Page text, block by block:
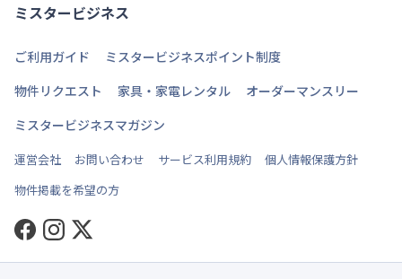
ミスタービジネス
ご利用ガイド
ミスタービジネスポイント制度
物件リクエスト
家具・家電レンタル
オーダーマンスリー
ミスタービジネスマガジン
運営会社 お問い合わせ サービス利用規約
個人情報保護方針
物件掲載を希望の方
Facebook
Instagram
Twitter